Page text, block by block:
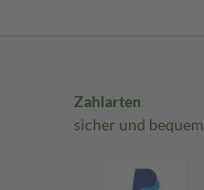
Zahlarten
sicher und bequem